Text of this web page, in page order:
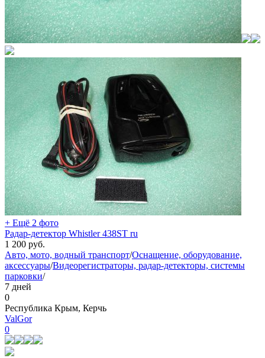
+ Ещё 2 фото
Радар-детектор Whistler 438ST ru
1 200 руб.
Авто, мото, водный транспорт/Оснащение, оборудование,
аксессуары/Видеорегистраторы, радар-детекторы, системы
парковки/
7 дней
0
Республика Крым, Керчь
ValGor
0